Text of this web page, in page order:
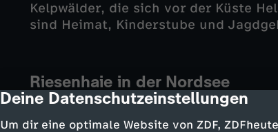
cmp-dialog-description
Deine Datenschutzeinstellungen
Um dir eine optimale Website von ZDF,
Kelpwälder, die sich vor der Küste
sind Heimat, Kinderstube und
Riesenhaie in der Nordsee
Wenn im Sommer die Sonne hoch
einen wahren Giganten der Meere in